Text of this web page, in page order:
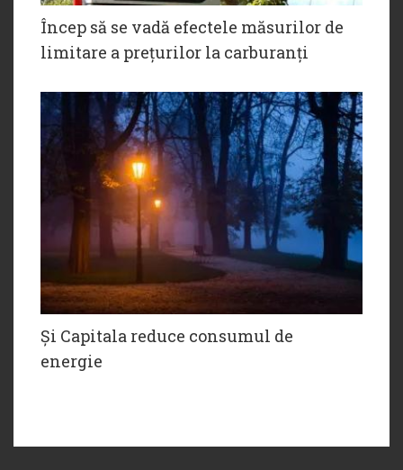
Încep să se vadă efectele măsurilor de
limitare a prețurilor la carburanți
Și Capitala reduce consumul de
energie